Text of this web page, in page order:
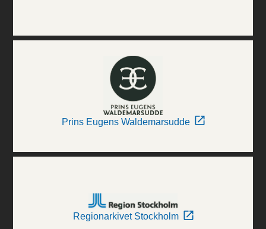
Prins Eugens Waldemarsudde
Regionarkivet Stockholm